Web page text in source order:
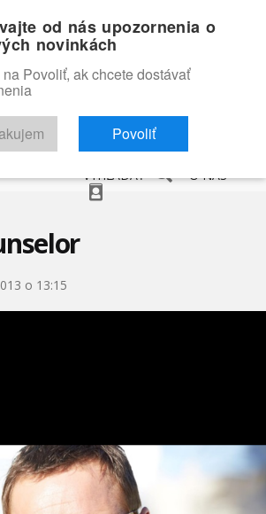
TRAILERY FILMOVÁ DATABÁZA
VYHĽADAŤ O NÁS
o 13:15
od nás upozornenia o
novinkách
Povoliť, ak chcete dostávať
Povoliť